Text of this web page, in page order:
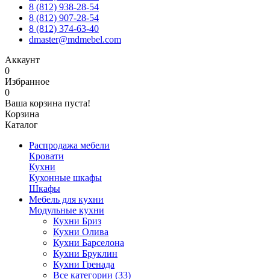
8 (812) 938-28-54
8 (812) 907-28-54
8 (812) 374-63-40
dmaster@mdmebel.com
Аккаунт
0
Избранное
0
Ваша корзина пуста!
Корзина
Каталог
Распродажа мебели
Кровати
Кухни
Кухонные шкафы
Шкафы
Мебель для кухни
Модульные кухни
Кухни Бриз
Кухни Олива
Кухни Барселона
Кухни Бруклин
Кухни Гренада
Все категории (33)